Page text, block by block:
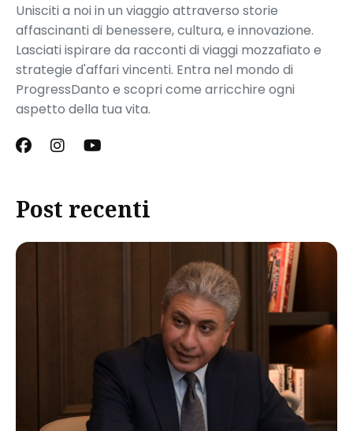
Unisciti a noi in un viaggio attraverso storie
affascinanti di benessere, cultura, e innovazione.
Lasciati ispirare da racconti di viaggi mozzafiato e
strategie d'affari vincenti. Entra nel mondo di
ProgressDanto e scopri come arricchire ogni
aspetto della tua vita.
Post recenti